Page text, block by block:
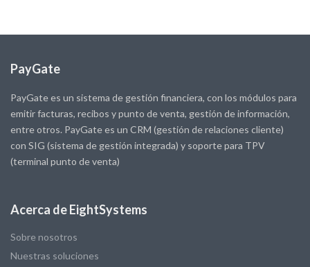
PayGate
PayGate es un sistema de gestión financiera, con los módulos para
emitir facturas, recibos y punto de venta, gestión de información,
entre otros. PayGate es un CRM (gestión de relaciones cliente)
con SIG (sistema de gestión integrada) y soporte para TPV
(terminal punto de venta)
Acerca de EightSystems
Sobre nosotros
Nuestras soluciones